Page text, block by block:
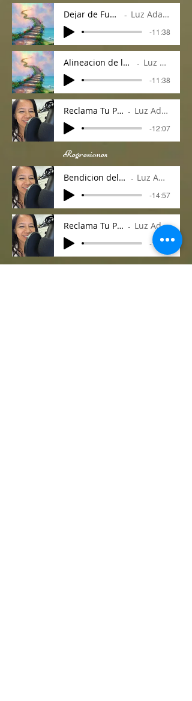
Dejar de Fumar Luz Adame
-11:38
Alineacion de los Chacras Luz Adame
-11:38
Reclama Tu Poder Luz Adame
-12:07
Regresiones
Bendicion del Utero Luz Adame
-14:57
Reclama Tu Poder Luz Adame
-12:07